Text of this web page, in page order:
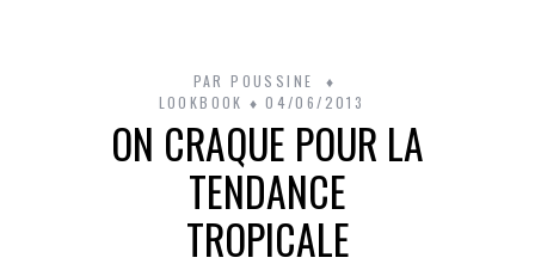
PAR POUSSINE
LOOKBOOK
04/06/2013
ON CRAQUE POUR LA
TENDANCE
TROPICALE